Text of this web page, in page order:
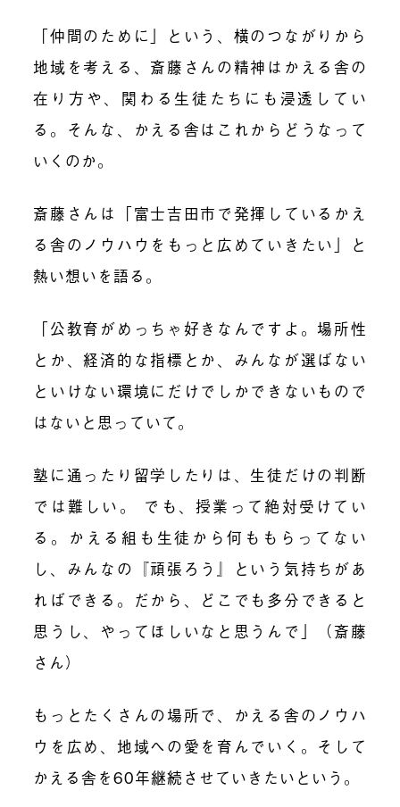
「仲間のために」という、横のつながりから
地域を考える、斎藤さんの精神はかえる舎の
在り方や、関わる生徒たちにも浸透してい
る。そんな、かえる舎はこれからどうなって
いくのか。
斎藤さんは「富士吉田市で発揮しているかえ
る舎のノウハウをもっと広めていきたい」と
熱い想いを語る。
「公教育がめっちゃ好きなんですよ。場所性
とか、経済的な指標とか、みんなが選ばない
といけない環境にだけでしかできないもので
はないと思っていて。
塾に通ったり留学したりは、生徒だけの判断
では難しい。 でも、授業って絶対受けてい
る。かえる組も生徒から何ももらってない
し、みんなの『頑張ろう』という気持ちがあ
ればできる。だから、どこでも多分できると
思うし、やってほしいなと思うんで」（斎藤
さん）
もっとたくさんの場所で、かえる舎のノウハ
ウを広め、地域への愛を育んでいく。そして
かえる舎を60年継続させていきたいという。